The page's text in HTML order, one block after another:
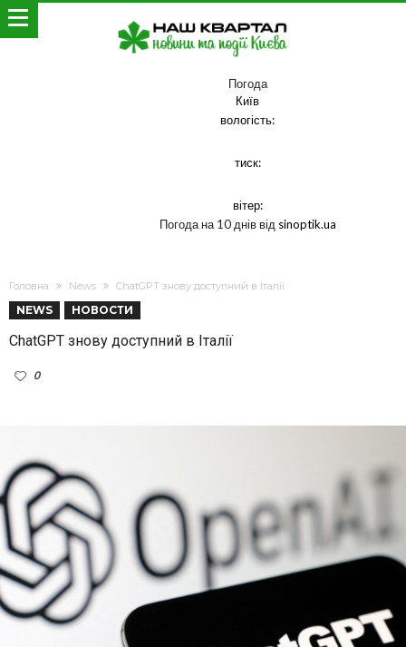
Погода
Київ
вологість:
тиск:
вітер:
Погода на 10 днів від sinoptik.ua
Головна News ChatGPT знову доступний в Італії
NEWS НОВОСТИ
ChatGPT знову доступний в Італії
0